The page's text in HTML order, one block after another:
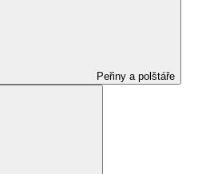
Peřiny a polštáře